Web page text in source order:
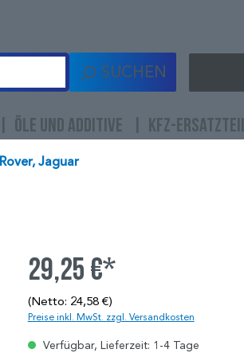
SUCHEN
ÖLE UND ADDITIVE KFZ-
Jaguar
29,25 €*
(Netto: 24,58 €)
Preise inkl. MwSt. zzgl. Versandkosten
Verfügbar, Lieferzeit: 1-4 Tage